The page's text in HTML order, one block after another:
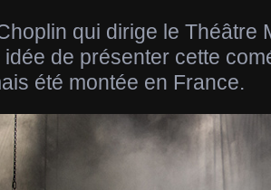
qui dirige le Théâtre
idée de présenter cette
été montée en France.